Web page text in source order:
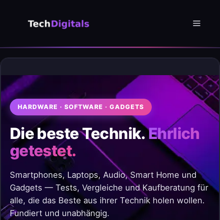
Menü
HARDWARE · SOFTWARE · GADGETS
Die beste Technik.Ehrlich
getestet.
Smartphones, Laptops, Audio, Smart Home und
Gadgets — Tests, Vergleiche und Kaufberatung für
alle, die das Beste aus ihrer Technik holen wollen.
Fundiert und unabhängig.